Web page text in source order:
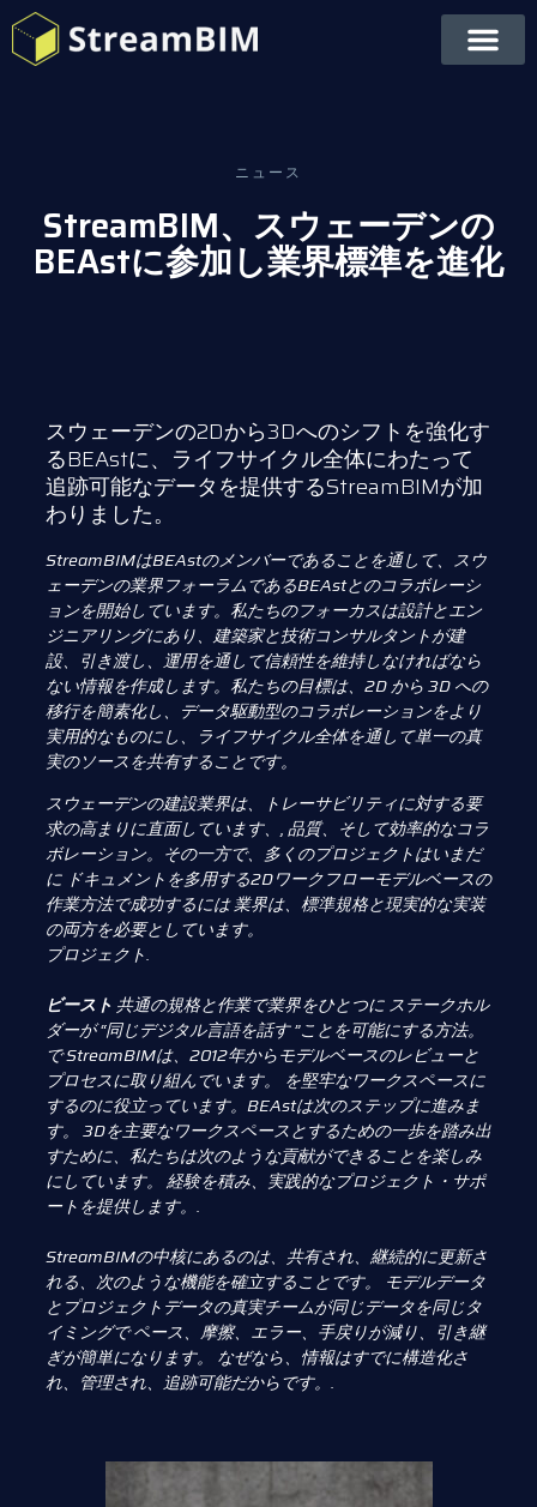
ニュース
StreamBIM、スウェーデンの
BEAstに参加し業界標準を進化
スウェーデンの2Dから3Dへのシフトを強化す
るBEAstに、 ライフサイクル全体にわたって
追跡可能なデータを提供するStreamBIMが加
わりました。
StreamBIMはBEAstのメンバーであることを通して、 スウ
ェーデンの業界フォーラムであるBEAstとのコラボレーシ
ョンを開始しています。 私たちのフォーカスは設計とエン
ジニアリングにあり、建築家と技術コンサルタントが建
設、引き渡し、 運用を通して信頼性を維持しなければなら
ない情報を作成します。私たちの目標は、2D から 3D への
移行を簡素化し、 データ駆動型のコラボレーションをより
実用的なものにし、 ライフサイクル全体を通して単一の真
実のソースを共有することです。
スウェーデンの建設業界は、トレーサビリティに対する要
求の高まりに直面しています、,品質、そして効率的なコラ
ボレーション。その一方で、多くのプロジェクトはいまだ
に ドキュメントを多用する2Dワークフローモデルベースの
作業方法で成功するには業界は、標準規格と現実的な実装
の両方を必要としています。
プロジェクト.
ビースト 共通の規格と作業で業界をひとつにステークホル
ダーが “同じデジタル言語を話す ”ことを可能にする方法。
でStreamBIMは、2012年からモデルベースのレビューと
プロセスに取り組んでいます。 を堅牢なワークスペースに
するのに役立っています。BEAstは次のステップに進みま
す。 3Dを主要なワークスペースとするための一歩を踏み出
すために、私たちは次のような貢献ができることを楽しみ
にしています。 経験を積み、実践的なプロジェクト・サポ
ートを提供します。.
StreamBIMの中核にあるのは、共有され、継続的に更新さ
れる、次のような機能を確立することです。 モデルデータ
とプロジェクトデータの真実チームが同じデータを同じタ
イミングでペース、摩擦、エラー、手戻りが減り、引き継
ぎが簡単になります。 なぜなら、情報はすでに構造化さ
れ、管理され、追跡可能だからです。.